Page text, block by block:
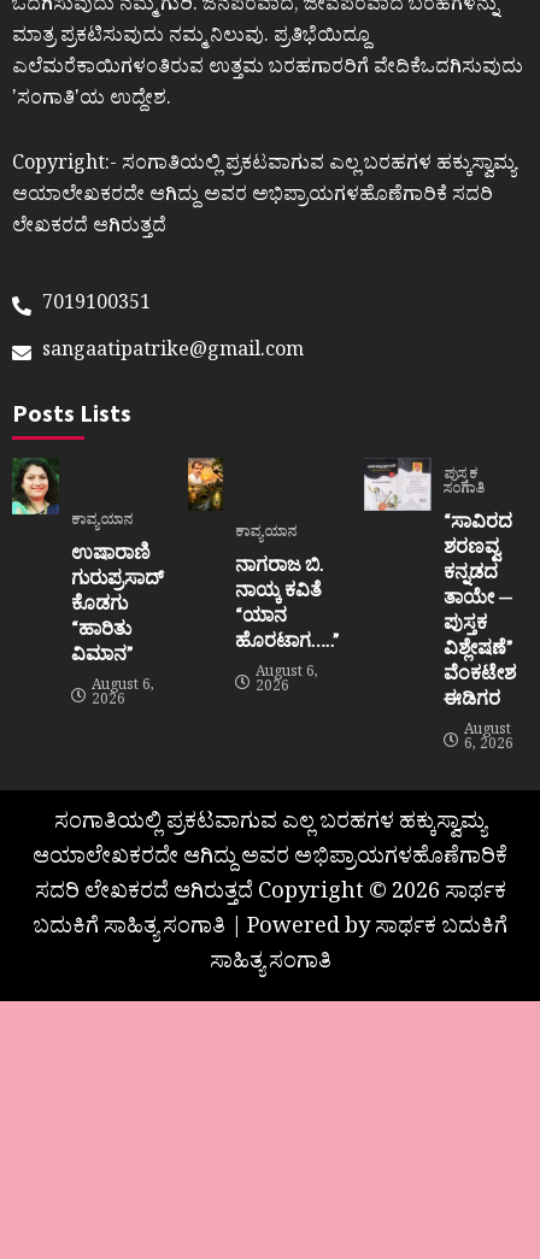
ಒದಗಿಸುವುದು ನಮ್ಮ ಗುರಿ. ಜನಪರವಾದ, ಜೀವಪರವಾದ ಬರಹಗಳನ್ನು
ಮಾತ್ರ ಪ್ರಕಟಿಸುವುದು ನಮ್ಮ ನಿಲುವು. ಪ್ರತಿಭೆಯಿದ್ದೂ
ಎಲೆಮರೆಕಾಯಿಗಳಂತಿರುವ ಉತ್ತಮ ಬರಹಗಾರರಿಗೆ ವೇದಿಕೆಒದಗಿಸುವುದು
ʼಸಂಗಾತಿʼಯ ಉದ್ದೇಶ.
Copyright:- ಸಂಗಾತಿಯಲ್ಲಿ ಪ್ರಕಟವಾಗುವ ಎಲ್ಲ ಬರಹಗಳ ಹಕ್ಕುಸ್ವಾಮ್ಯ
ಆಯಾಲೇಖಕರದೇ ಆಗಿದ್ದು ಅವರ ಅಭಿಪ್ರಾಯಗಳಹೊಣೆಗಾರಿಕೆ ಸದರಿ
ಲೇಖಕರದೆ ಆಗಿರುತ್ತದೆ
7019100351
sangaatipatrike@gmail.com
Posts Lists
ಕಾವ್ಯಯಾನ
ಉಷಾರಾಣಿ
ಗುರುಪ್ರಸಾದ್
ಕೊಡಗು
“ಹಾರಿತು
ವಿಮಾನ”
August 6,
2026
ಕಾವ್ಯಯಾನ
ನಾಗರಾಜ ಬಿ.
ನಾಯ್ಕ ಕವಿತೆ
“ಯಾನ
ಹೊರಟಾಗ…..”
August 6,
2026
ಪುಸ್ತಕ
ಸಂಗಾತಿ
“ಸಾವಿರದ
ಶರಣವ್ವ
ಕನ್ನಡದ
ತಾಯೇ —
ಪುಸ್ತಕ
ವಿಶ್ಲೇಷಣೆ”
ವೆಂಕಟೇಶ
ಈಡಿಗರ
August
6, 2026
ಸಂಗಾತಿಯಲ್ಲಿ ಪ್ರಕಟವಾಗುವ ಎಲ್ಲ ಬರಹಗಳ ಹಕ್ಕುಸ್ವಾಮ್ಯ
ಆಯಾಲೇಖಕರದೇ ಆಗಿದ್ದು ಅವರ ಅಭಿಪ್ರಾಯಗಳಹೊಣೆಗಾರಿಕೆ
ಸದರಿ ಲೇಖಕರದೆ ಆಗಿರುತ್ತದೆ Copyright © 2026 ಸಾರ್ಥಕ
ಬದುಕಿಗೆ ಸಾಹಿತ್ಯ ಸಂಗಾತಿ | Powered by ಸಾರ್ಥಕ ಬದುಕಿಗೆ
ಸಾಹಿತ್ಯ ಸಂಗಾತಿ